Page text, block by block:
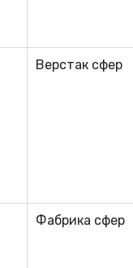
Верстак сфер
Фабрика сфер